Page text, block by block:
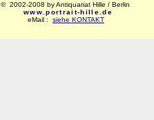
© 2002-2008 by Antiquariat Hille / Berlin
www.portrait-hille.de
eMail : siehe KONTAKT